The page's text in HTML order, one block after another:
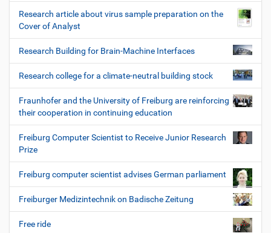
Research article about virus sample preparation on the
Cover of Analyst
Research Building for Brain-Machine Interfaces
Research college for a climate-neutral building stock
Fraunhofer and the University of Freiburg are reinforcing
their cooperation in continuing education
Freiburg Computer Scientist to Receive Junior Research
Prize
Freiburg computer scientist advises German parliament
Freiburger Medizintechnik on Badische Zeitung
Free ride